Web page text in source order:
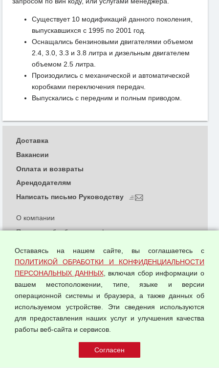
Существует 10 модификаций данного поколения,
выпускавшихся с 1995 по 2001 год.
Оснащались бензиновыми двигателями объемом
2.4, 3.0, 3.3 и 3.8 литра и дизельным двигателем
объемом 2.5 литра.
Произодились с механической и автоматической
коробками переключения передач.
Выпускались с передним и полным приводом.
© 2026 ООО "Феникс"
О компании
Политика обработки и конфиденциальности
Согласием на обработку персональных данных
Оферта оптовой купли-продажи
Публичная оферта
Доставка
Вакансии
Оплата и возвраты
Арендодателям
Написать письмо Руководству
Оставаясь на нашем сайте, вы соглашаетесь с
ПОЛИТИКОЙ ОБРАБОТКИ И КОНФИДЕНЦИАЛЬНОСТИ
ПЕРСОНАЛЬНЫХ ДАННЫХ, включая сбор информации о
вашем местоположении, типе, языке и версии
операционной системы и браузера, а также данных об
используемом устройстве. Эти сведения используются
для предоставления наших услуг и улучшения качества
работы веб-сайта и сервисов.